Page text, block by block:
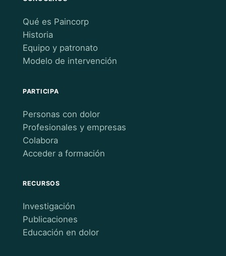
Qué es Paincorp
Historia
Equipo y patronato
Modelo de intervención
PARTICIPA
Personas con dolor
Profesionales y empresas
Colabora
Acceder a formación
RECURSOS
Investigación
Publicaciones
Educación en dolor